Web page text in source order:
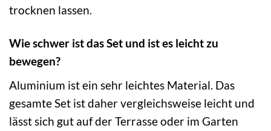
trocknen lassen.
Wie schwer ist das Set und ist es leicht zu
bewegen?
Aluminium ist ein sehr leichtes Material. Das
gesamte Set ist daher vergleichsweise leicht und
lässt sich gut auf der Terrasse oder im Garten